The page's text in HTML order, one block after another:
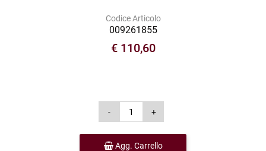
Codice Articolo
009261855
€ 110,60
Agg. Carrello